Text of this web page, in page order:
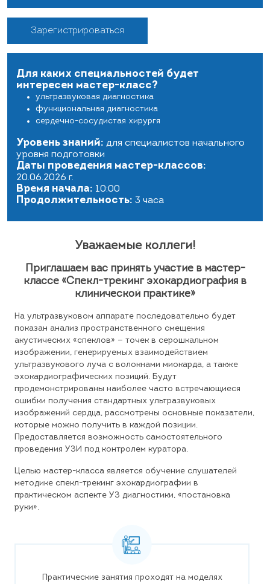
Зарегистрироваться
Для каких специальностей будет
интересен мастер-класс?
ультразвуковая диагностика
функциональная диагностика
сердечно-сосудистая хирургя
Уровень знаний: для специалистов начального
уровня подготовки
Даты проведения мастер-классов:
20.06.2026 г.
Время начала: 10:00
Продолжительность: 3 часа
Уважаемые коллеги!
Приглашаем вас принять участие в мастер-
классе «Спекл-трекинг эхокардиография в
клинической практике»
На ультразвуковом аппарате последовательно будет
показан анализ пространственного смещения
акустических «спеклов» — точек в серошкальном
изображении, генерируемых взаимодействием
ультразвукового луча с волокнами миокарда, а также
эхокардиографических позиций. Будут
продемонстрированы наиболее часто встречающиеся
ошибки получения стандартных ультразвуковых
изображений сердца, рассмотрены основные показатели,
которые можно получить в каждой позиции.
Предоставляется возможность самостоятельного
проведения УЗИ под контролем куратора.
Целью мастер-класса является обучение слушателей
методике спекл-трекинг эхокардиографии в
практическом аспекте УЗ диагностики, «постановка
руки».
Практические занятия проходят на моделях